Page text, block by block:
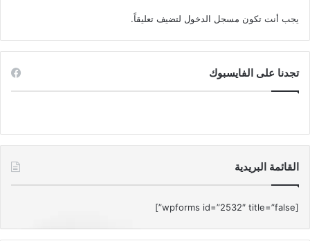
لديك
يجب أنت تكون مسجل الدخول لتضيف تعليقاً.
تجدنا على الفايسبوك
القائمة البريدية
[wpforms id=”2532″ title=”false”]